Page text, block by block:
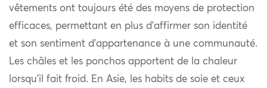
vêtements ont toujours été des moyens de protection
efficaces, permettant en plus d’affirmer son identité
et son sentiment d’appartenance à une communauté.
Les châles et les ponchos apportent de la chaleur
lorsqu’il fait froid. En Asie, les habits de soie et ceux